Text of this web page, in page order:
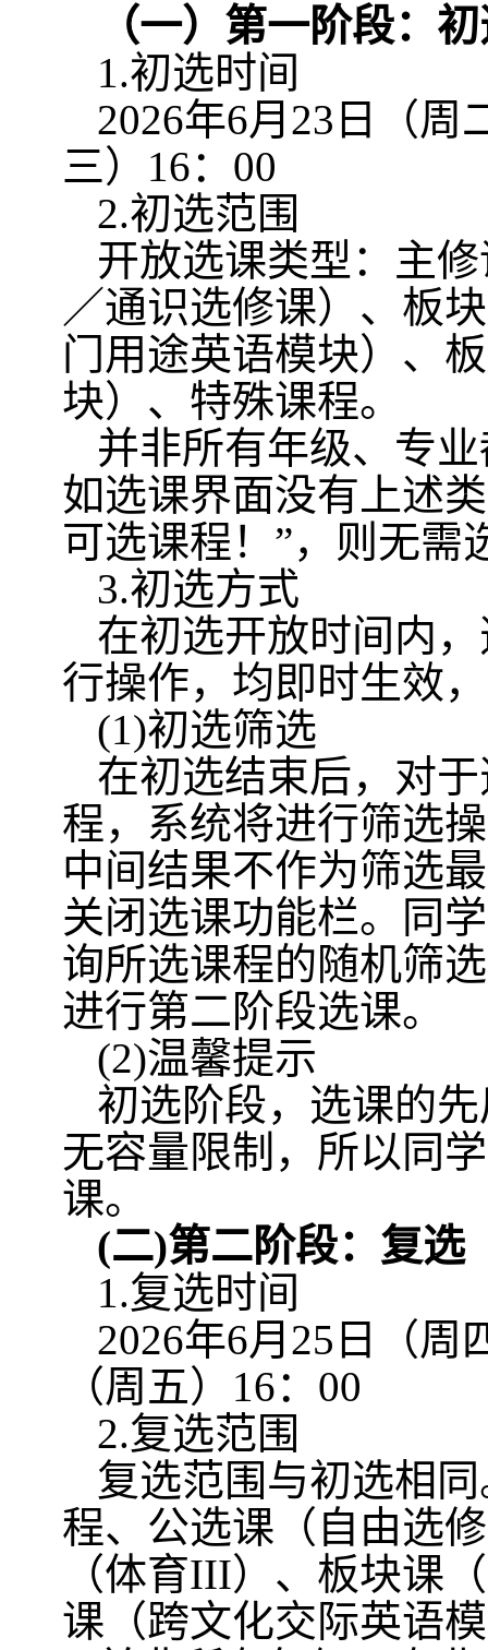
（一）第一阶段：
1.初选时间
2026年6月 23 日（周
三） 16： 00
2.初选范围
开放选课类型：主
／通识选修课）、板
门用途英语模块）、
块）、特殊课程。
并非所有年级、专
如选课界面没有上述
可选课程！ ”，则无需
3.初选方式
在初选开放时间内
行操作，均即时生效
(1)初选筛选
在初选结束后，对
程，系统将进行筛选
中间结果不作为筛选
关闭选课功能栏。同
询所选课程的随机筛
进行第二阶段选课。
(2)温馨提示
初选阶段，选课的
无容量限制，所以同
课。
(二)第二阶段：复选
1.复选时间
2026年6月 25 日（周
（周五） 16： 00
2.复选范围
复选范围与初选相
程、公选课（自由选
（体育III）、板块课
课（跨文化交际英语